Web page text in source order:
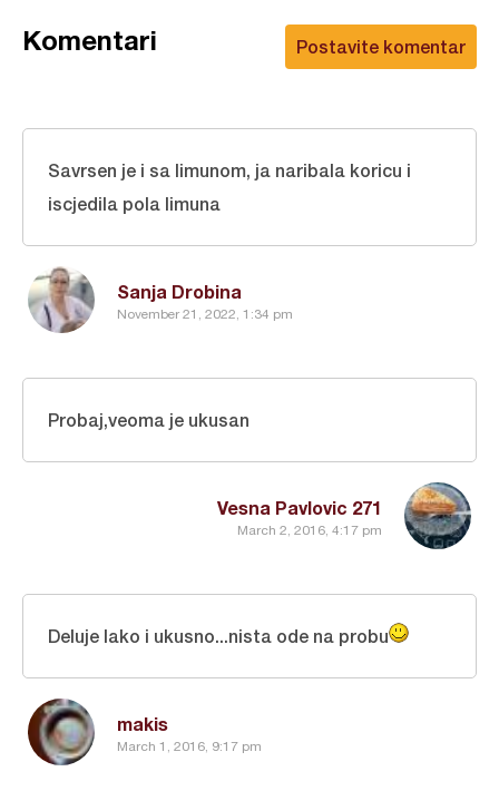
Postavite komentar
Komentari
Sanja Drobina
November 21, 2022, 1:34 pm
Savrsen je i sa limunom, ja naribala koricu i
iscjedila pola limuna
Vesna Pavlovic 271
March 2, 2016, 4:17 pm
Probaj,veoma je ukusan
makis
March 1, 2016, 9:17 pm
Deluje lako i ukusno...nista ode na probu